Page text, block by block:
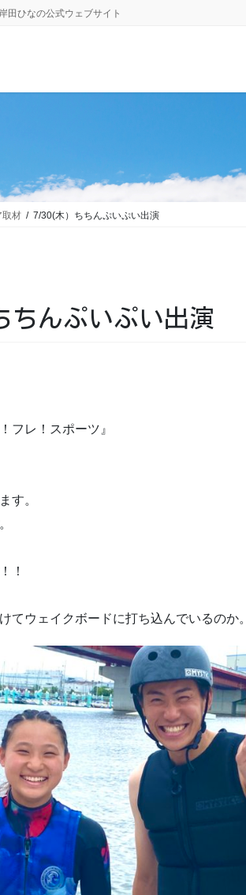
田ひなの公式ウェブサイト
取材 7/30(木）ちちんぷいぷい出演
ちんぷいぷい出演
フレ！スポーツ』
す。
！
てウェイクボードに打ち込んでいるのか。